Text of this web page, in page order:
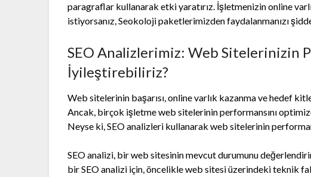
paragraflar kullanarak etki yaratırız. İşletmenizin online
istiyorsanız, Seokoloji paketlerimizden faydalanmanızı
SEO Analizlerimiz: Web Sitelerinizin
İyileştirebiliriz?
Web sitelerinin başarısı, online varlık kazanma ve hedef
Ancak, birçok işletme web sitelerinin performansını
Neyse ki, SEO analizleri kullanarak web sitelerinin
SEO analizi, bir web sitesinin mevcut durumunu
bir SEO analizi için, öncelikle web sitesi üzerindeki teknik